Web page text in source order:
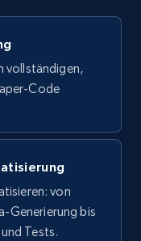
by
Initial
testen
vollständigen,
Code
von
Generierung bis
Tests.